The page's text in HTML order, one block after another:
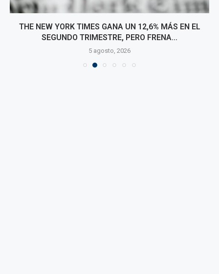
THE NEW YORK TIMES GANA UN 12,6% MÁS EN EL
SEGUNDO TRIMESTRE, PERO FRENA...
5 agosto, 2026